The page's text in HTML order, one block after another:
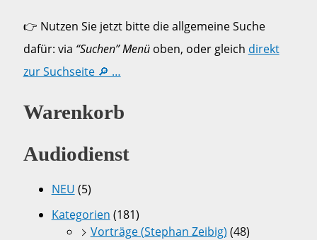
👉 Nutzen Sie jetzt bitte die allgemeine Suche
dafür: via “Suchen” Menüoben, oder gleich direkt
zur Suchseite 🔎 …
Warenkorb
Audiodienst
NEU (5)
Kategorien (181)
Vorträge (Stephan Zeibig) (48)